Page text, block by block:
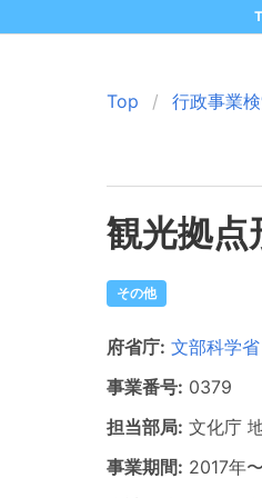
Top 行政事業
観光拠点
その他
府省庁: 文部科学省
事業番号: 0379
担当部局: 文化庁
事業期間: 2017年〜